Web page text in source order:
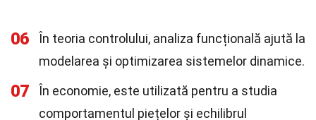
06
În teoria controlului, analiza funcțională ajută la
modelarea și optimizarea sistemelor dinamice.
07
În economie, este utilizată pentru a studia
comportamentul piețelor și echilibrul